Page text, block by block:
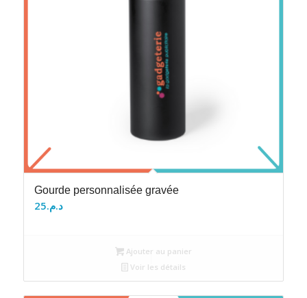
Gourde personnalisée gravée
د.م.25
Ajouter au panier
Voir les détails